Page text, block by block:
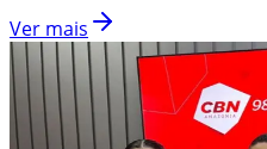
Ver mais